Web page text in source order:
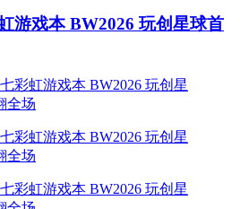
游戏本 BW2026 玩创星球首